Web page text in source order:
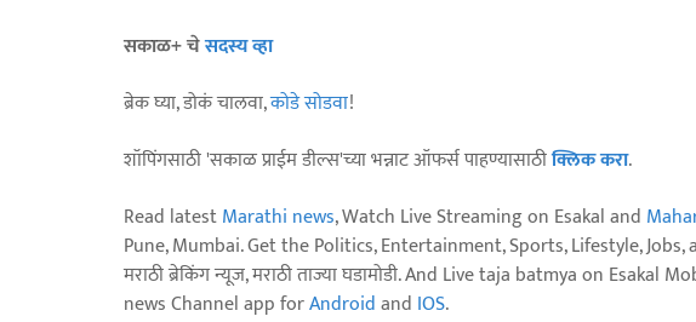
सकाळ+ चेसदस्य व्हा
ब्रेक घ्या, डोकं चालवा,कोडे सोडवा!
शॉपिंगसाठी 'सकाळ प्राईम डील्स'च्या भन्नाट ऑफर्स पाहण्यासाठीक्लिक करा.
Read latestMarathi news, Watch Live Streaming on Esakal and
Pune, Mumbai. Get the Politics, Entertainment, Sports, Lifestyle, Jobs,
मराठी ब्रेकिंग न्यूज, मराठी ताज्या घडामोडी. And Live taja batmya on
news Channel app forAndroidand IOS.